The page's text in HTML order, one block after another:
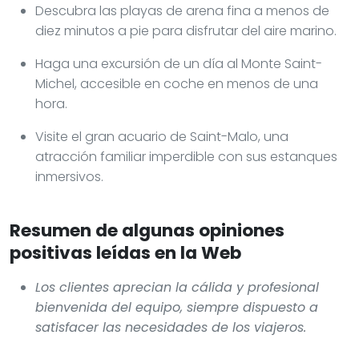
Descubra las playas de arena fina a menos de
diez minutos a pie para disfrutar del aire marino.
Haga una excursión de un día al Monte Saint-
Michel, accesible en coche en menos de una
hora.
Visite el gran acuario de Saint-Malo, una
atracción familiar imperdible con sus estanques
inmersivos.
Resumen de algunas opiniones
positivas leídas en la Web
Los clientes aprecian la cálida y profesional
bienvenida del equipo, siempre dispuesto a
satisfacer las necesidades de los viajeros.